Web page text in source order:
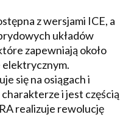
z wersjami ICE, a
układów
zapewniają około
elektrycznym.
się na osiągach i
i jest częścią
realizuje rewolucję